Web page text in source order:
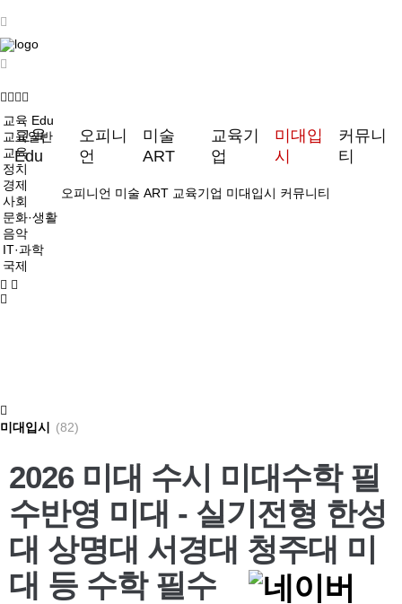
교육
Edu
오피니
언
미술
ART
교육기
업
미대입
시
커뮤니
티
교육 Edu
교육일반
교육
정치
경제
사회
문화·생활
음악
IT·과학
국제
오피니언 미술 ART 교육기업 미대입시 커뮤니티
미대입시 (82)
2026 미대 수시 미대수학 필
수반영 미대 - 실기전형 한성
대 상명대 서경대 청주대 미
대 등 수학 필수